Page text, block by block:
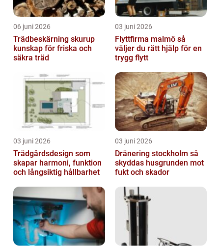
06 juni 2026
Trädbeskärning skurup
kunskap för friska och
säkra träd
03 juni 2026
Flyttfirma malmö så
väljer du rätt hjälp för en
trygg flytt
03 juni 2026
Trädgårdsdesign som
skapar harmoni, funktion
och långsiktig hållbarhet
03 juni 2026
Dränering stockholm så
skyddas husgrunden mot
fukt och skador